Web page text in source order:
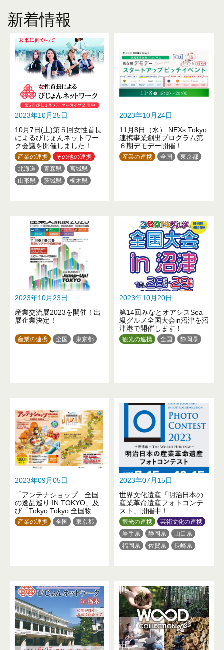
新着情報
2023年10月25日
10月7日(土)第５回女性首長
によるびじょんネットワー
ク会議を開催しました！
産業の連携
その他の連携
北海道
青森県
宮城県
山形県
茨城県
栃木県
愛知県
三重県
京都府
大阪府
兵庫県
和歌山県
鳥取県
岡山県
山口県
徳島県
高知県
福岡県
大分県
2023年10月24日
11月8日（水） NEXs Tokyo
連携事業創出プログラム第
６期デモデー開催！
産業の連携 全国 東京都
2023年10月23日
産業交流展2023を開催！出
展企業決定！
産業の連携 全国 東京都
2023年10月20日
第14回みなとオアシスSea
級グルメ全国大会in沼津を沼
津港で開催します！
観光の連携 全国 静岡県
2023年09月05日
「アンテナショップ 全国
の逸品巡り IN TOKYO」及
び「Tokyo Tokyo 全国物産
展 JAPAN SELECT」を開
催！
産業の連携 全国 東京都
2023年07月15日
世界文化遺産「明治日本の
産業革命遺産フォトコンテ
スト」開催中！
観光の連携
芸術文化の連携
岩手県
静岡県
山口県
福岡県
佐賀県
長崎県